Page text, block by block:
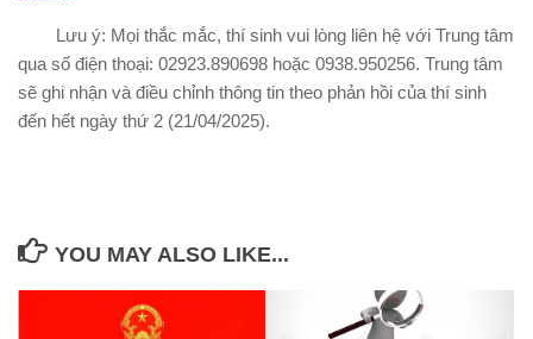
Lưu ý: Mọi thắc mắc, thí sinh vui lòng liên hệ với Trung tâm
qua số điện thoại: 02923.890698 hoặc 0938.950256. Trung tâm
sẽ ghi nhận và điều chỉnh thông tin theo phản hồi của thí sinh
đến hết ngày thứ 2 (21/04/2025).
YOU MAY ALSO LIKE...